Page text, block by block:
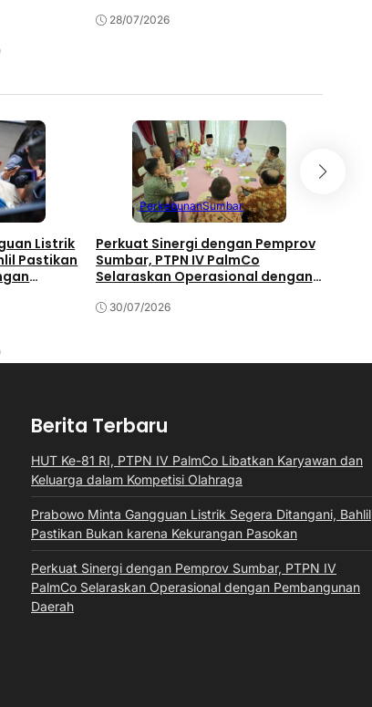
28/07/2026
Listrik
Pastikan
PerkebunanSumbar
Perkuat Sinergi dengan Pemprov
Sumbar, PTPN IV PalmCo
Selaraskan Operasional dengan
30/07/2026
Berita Terbaru
HUT Ke-81 RI, PTPN IV PalmCo Libatkan Karyawan dan
Keluarga dalam Kompetisi Olahraga
Prabowo Minta Gangguan Listrik Segera Ditangani, Bahlil
Pastikan Bukan karena Kekurangan Pasokan
Perkuat Sinergi dengan Pemprov Sumbar, PTPN IV
PalmCo Selaraskan Operasional dengan Pembangunan
Daerah